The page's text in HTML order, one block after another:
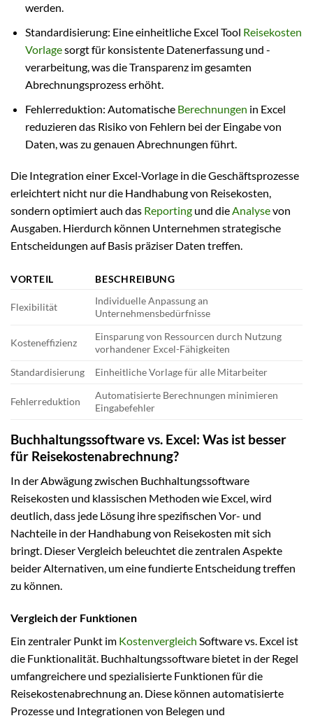
werden.
Standardisierung: Eine einheitliche Excel Tool Reisekosten
Vorlagesorgt für konsistente Datenerfassung und -
verarbeitung, was die Transparenz im gesamten
Abrechnungsprozess erhöht.
Fehlerreduktion: Automatische Berechnungen in Excel
reduzieren das Risiko von Fehlern bei der Eingabe von
Daten, was zu genauen Abrechnungen führt.
Die Integration einer Excel-Vorlage in die Geschäftsprozesse
erleichtert nicht nur die Handhabung von Reisekosten,
sondern optimiert auch das Reporting und dieAnalysevon
Ausgaben. Hierdurch können Unternehmen strategische
Entscheidungen auf Basis präziser Daten treffen.
VORTEIL BESCHREIBUNG
Flexibilität
Individuelle Anpassung an
Unternehmensbedürfnisse
Kosteneffizienz
Einsparung von Ressourcen durch Nutzung
vorhandener Excel-Fähigkeiten
Standardisierung
Einheitliche Vorlage für alle Mitarbeiter
Fehlerreduktion
Automatisierte Berechnungen minimieren
Eingabefehler
Buchhaltungssoftware vs. Excel: Was ist besser
für Reisekostenabrechnung?
In der Abwägung zwischen Buchhaltungssoftware
Reisekosten und klassischen Methoden wie Excel, wird
deutlich, dass jede Lösung ihre spezifischen Vor- und
Nachteile in der Handhabung von Reisekosten mit sich
bringt. Dieser Vergleich beleuchtet die zentralen Aspekte
beider Alternativen, um eine fundierte Entscheidung treffen
zu können.
Vergleich der Funktionen
Ein zentraler Punkt im Kostenvergleich Software vs. Excel ist
die Funktionalität. Buchhaltungssoftware bietet in der Regel
umfangreichere und spezialisierte Funktionen für die
Reisekostenabrechnung an. Diese können automatisierte
Prozesse und Integrationen von Belegen und